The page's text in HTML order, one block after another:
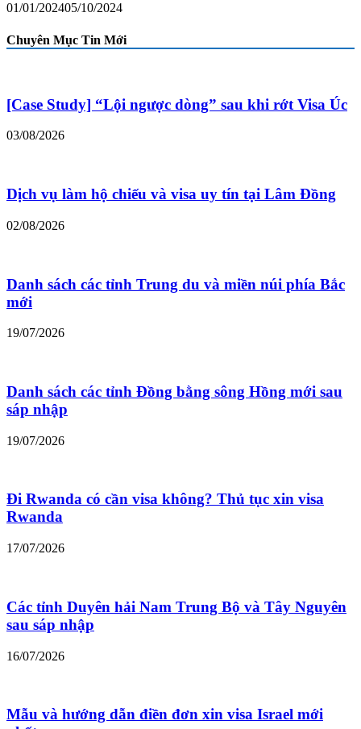
01/01/202405/10/2024
Chuyên Mục Tin Mới
[Case Study] “Lội ngược dòng” sau khi rớt Visa Úc
03/08/2026
Dịch vụ làm hộ chiếu và visa uy tín tại Lâm Đồng
02/08/2026
Danh sách các tỉnh Trung du và miền núi phía Bắc
mới
19/07/2026
Danh sách các tỉnh Đồng bằng sông Hồng mới sau
sáp nhập
19/07/2026
Đi Rwanda có cần visa không? Thủ tục xin visa
Rwanda
17/07/2026
Các tỉnh Duyên hải Nam Trung Bộ và Tây Nguyên
sau sáp nhập
16/07/2026
Mẫu và hướng dẫn điền đơn xin visa Israel mới